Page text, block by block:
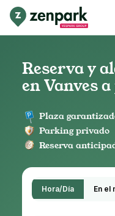
Reserva y
en Vanves
Plaza
Parking privado
Reserva
Hora/Día En el